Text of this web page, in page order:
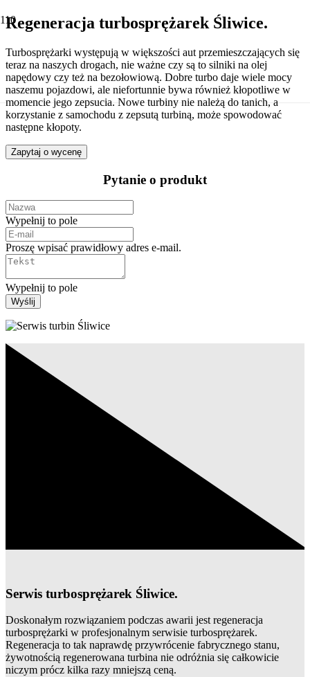
Regeneracja turbosprężarek Śliwice.
Turbosprężarki występują w większości aut przemieszczających się
teraz na naszych drogach, nie ważne czy są to silniki na olej
napędowy czy też na bezołowiową. Dobre turbo daje wiele mocy
naszemu pojazdowi, ale niefortunnie bywa również kłopotliwe w
momencie jego zepsucia. Nowe turbiny nie należą do tanich, a
korzystanie z samochodu z zepsutą turbiną, może spowodować
następne kłopoty.
Zapytaj o wycenę
Pytanie o produkt
Wypełnij to pole
Proszę wpisać prawidłowy adres e-mail.
Wypełnij to pole
Wyślij
Serwis turbosprężarek Śliwice.
Doskonałym rozwiązaniem podczas awarii jest regeneracja
turbosprężarki w profesjonalnym serwisie turbosprężarek.
Regeneracja to tak naprawdę przywrócenie fabrycznego stanu,
żywotnością regenerowana turbina nie odróżnia się całkowicie
niczym prócz kilka razy mniejszą ceną.